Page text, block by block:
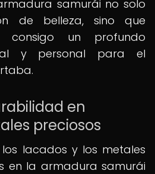
samurái no solo
de belleza, sino que
consigo un profundo
y personal para el
en
preciosos
lacados y los metales
en la armadura samurái